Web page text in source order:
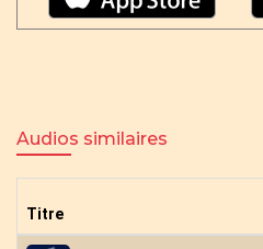
Audios similaires
Titre